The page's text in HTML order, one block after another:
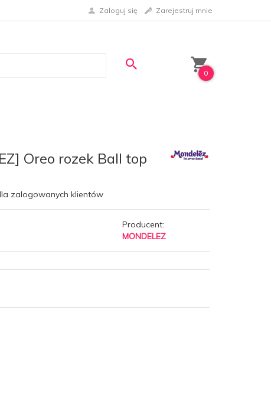
Zaloguj się Zarejestruj mnie
0
Oreo rozek Ball top
zalogowanych klientów
Producent:
MONDELEZ